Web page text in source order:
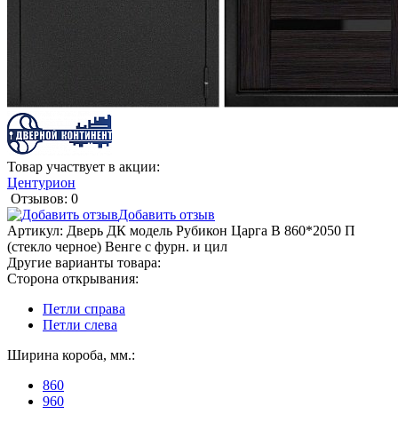
Товар участвует в акции:
Центурион
Отзывов: 0
Добавить отзыв
Артикул: Дверь ДК модель Рубикон Царга В 860*2050 П
(стекло черное) Венге с фурн. и цил
Другие варианты товара:
Сторона открывания:
Петли справа
Петли слева
Ширина короба, мм.:
860
960